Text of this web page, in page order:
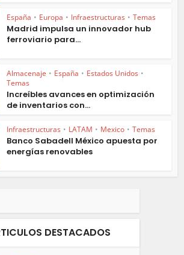
España • Europa • Infraestructuras • Temas
Madrid impulsa un innovador hub
ferroviario para...
Almacenaje • España • Estados Unidos •
Temas
Increíbles avances en optimización
de inventarios con...
Infraestructuras • LATAM • Mexico • Temas
Banco Sabadell México apuesta por
energías renovables
DESTACADOS